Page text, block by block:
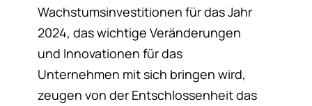
Wachstumsinvestitionen für das Jahr
2024, das wichtige Veränderungen
und Innovationen für das
Unternehmen mit sich bringen wird,
zeugen von der Entschlossenheit das